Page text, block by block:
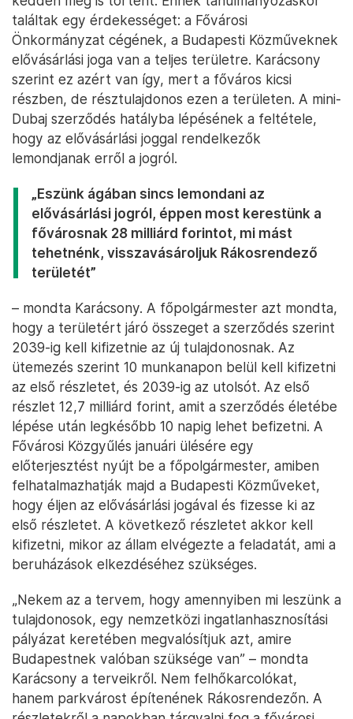
találtak egy érdekességet: a Fővárosi
Önkormányzat cégének, a Budapesti Közműveknek
elővásárlási joga van a teljes területre. Karácsony
szerint ez azért van így, mert a főváros kicsi
részben, de résztulajdonos ezen a területen. A mini-
Dubaj szerződés hatályba lépésének a feltétele,
hogy az elővásárlási joggal rendelkezők
lemondjanak erről a jogról.
„Eszünk ágában sincs lemondani az
elővásárlási jogról, éppen most kerestünk a
fővárosnak 28 milliárd forintot, mi mást
tehetnénk, visszavásároljuk Rákosrendező
területét”
– mondta Karácsony. A főpolgármester azt mondta,
hogy a területért járó összeget a szerződés szerint
2039-ig kell kifizetnie az új tulajdonosnak. Az
ütemezés szerint 10 munkanapon belül kell kifizetni
az első részletet, és 2039-ig az utolsót. Az első
részlet 12,7 milliárd forint, amit a szerződés életébe
lépése után legkésőbb 10 napig lehet befizetni. A
Fővárosi Közgyűlés januári ülésére egy
előterjesztést nyújt be a főpolgármester, amiben
felhatalmazhatják majd a Budapesti Közműveket,
hogy éljen az elővásárlási jogával és fizesse ki az
első részletet. A következő részletet akkor kell
kifizetni, mikor az állam elvégezte a feladatát, ami a
beruházások elkezdéséhez szükséges.
„Nekem az a tervem, hogy amennyiben mi leszünk a
tulajdonosok, egy nemzetközi ingatlanhasznosítási
pályázat keretében megvalósítjuk azt, amire
Budapestnek valóban szüksége van” – mondta
Karácsony a terveikről. Nem felhőkarcolókat,
hanem parkvárost építenének Rákosrendezőn. A